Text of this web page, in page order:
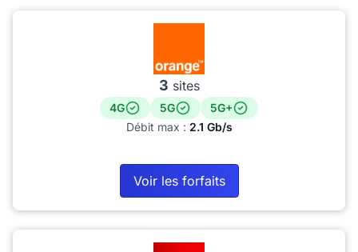
3 sites
4G 5G
5G+
Débit max : 2.1 Gb/s
Voir les forfaits